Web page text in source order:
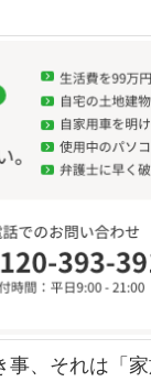
、それは「